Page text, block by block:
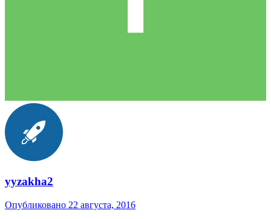
yyzakha2
Опубликовано 22 августа, 2016